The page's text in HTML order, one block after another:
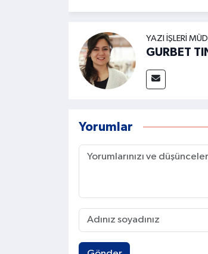
YAZI İŞLERI
GURBET
Yorumlar